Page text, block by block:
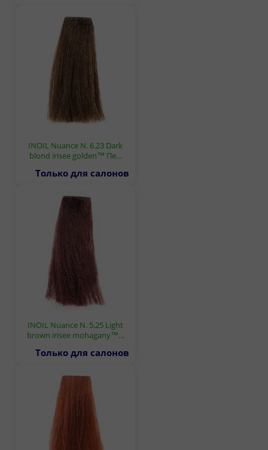
INOIL Nuance N. 6.23 Dark
blond irisee golden™ Пе…
Только для салонов
INOIL Nuance N. 5.25 Light
brown irisee mohagany™…
Только для салонов